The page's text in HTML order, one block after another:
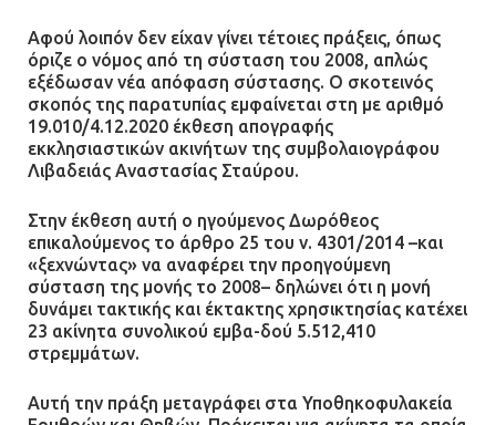
Αφού λοιπόν δεν είχαν γίνει τέτοιες πράξεις, όπως
όριζε ο νόμος από τη σύσταση του 2008, απλώς
εξέδωσαν νέα απόφαση σύστασης. Ο σκοτεινός
σκοπός της παρατυπίας εμφαίνεται στη με αριθμό
19.010/4.12.2020 έκθεση απογραφής
εκκλησιαστικών ακινήτων της συμβολαιογράφου
Λιβαδειάς Αναστασίας Σταύρου.
Στην έκθεση αυτή ο ηγούμενος Δωρόθεος
επικαλούμενος το άρθρο 25 του ν. 4301/2014 –και
«ξεχνώντας» να αναφέρει την προηγούμενη
σύσταση της μονής το 2008– δηλώνει ότι η μονή
δυνάμει τακτικής και έκτακτης χρησικτησίας κατέχει
23 ακίνητα συνολικού εμβα-δού 5.512,410
στρεμμάτων.
Αυτή την πράξη μεταγράφει στα Υποθηκοφυλακεία